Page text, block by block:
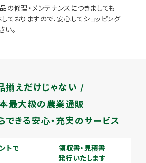
の修理・メンテナンスにつきましても
ておりますので、安心してショッピング
い。
揃えだけじゃない /
最大級の農業通販
できる安心・充実のサービス
トで
領収書・見積書
発行いたします